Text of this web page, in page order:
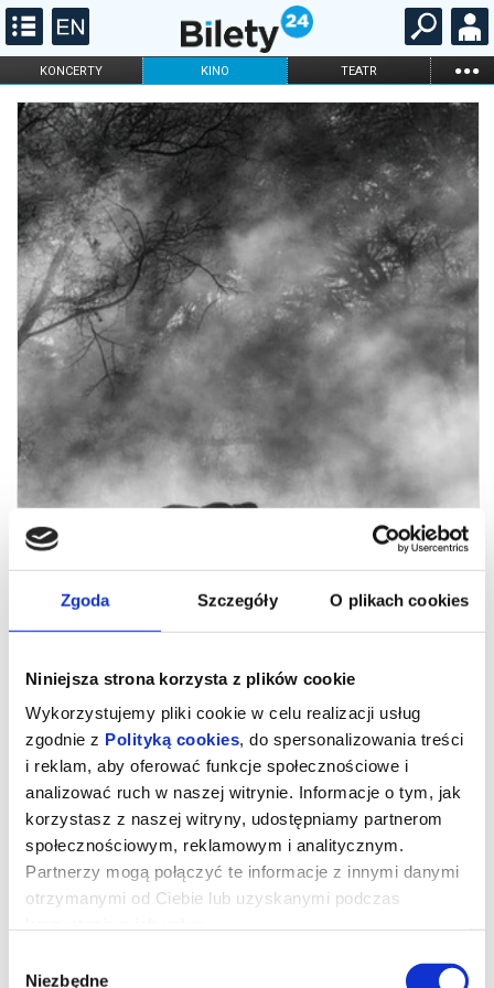
Zgoda Szczegóły O plikach cookies
Niniejsza strona korzysta z plików cookie
Wykorzystujemy pliki cookie w celu realizacji usług
zgodnie z Polityką cookies, do spersonalizowania treści
i reklam, aby oferować funkcje społecznościowe i
analizować ruch w naszej witrynie. Informacje o tym, jak
korzystasz z naszej witryny, udostępniamy partnerom
społecznościowym, reklamowym i analitycznym.
Partnerzy mogą połączyć te informacje z innymi danymi
otrzymanymi od Ciebie lub uzyskanymi podczas
Niezbędne
KONCERTY KINO TEATR ...
FILHARMONIA OPERA I BALET
STAND-UP
DLA DZIECI
ONLINE KARNETY
Sny o słoniach
Udostępnij
Sny o słoniach
(Ghost Elephants)
Reżyseria / Directed by: Werner Herzog
Producenci / Producers: Brian Nugent, Ariel Leon Isacovitch